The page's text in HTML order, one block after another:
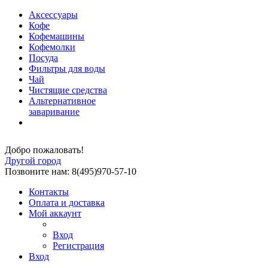
Аксессуары
Кофе
Кофемашины
Кофемолки
Посуда
Фильтры для воды
Чай
Чистящие средства
Альтернативное
заваривание
Добро пожаловать!
Другой город
Позвоните нам: 8(495)970-57-10
Контакты
Оплата и доставка
Мой аккаунт
Вход
Регистрация
Вход